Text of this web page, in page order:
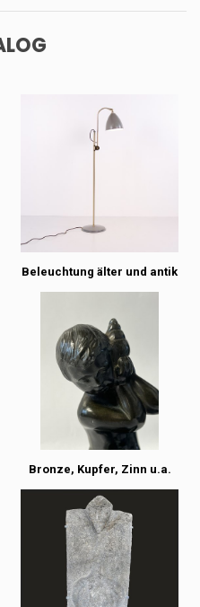
Beleuchtung älter und antik
Bronze, Kupfer, Zinn u.a.